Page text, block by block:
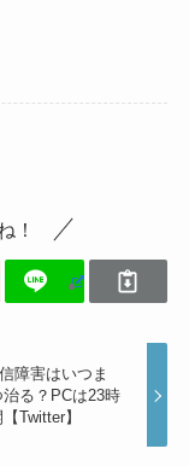
！
障害はいつま
る？PCは23時
Twitter】